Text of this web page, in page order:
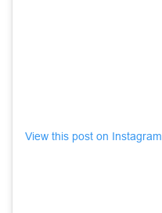
View this post on Instagram